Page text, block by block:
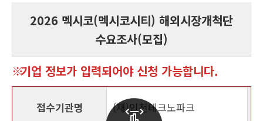
2026 멕시코(멕시코시티) 해외시장개척단
수요조사(모집)
기업 정보가 입력되어야 신청 가능합니다.
접수기관명 (재)인천테크노파크